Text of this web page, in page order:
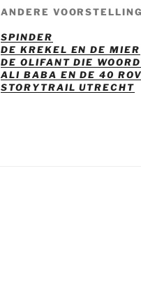
ANDERE
SPINDER
DE KREKEL EN DE MIER
DE OLIFANT DIE
ALI BABA EN DE 40
STORYTRAIL UTRECHT